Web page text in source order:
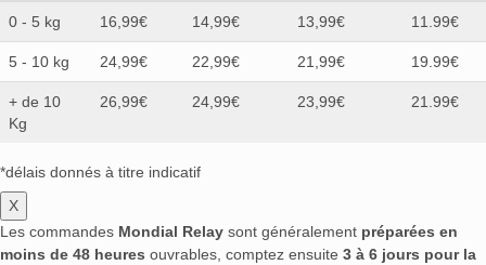
0 - 5 kg 16,99€ 14,99€ 13,99€ 11.99€
5 - 10 kg 24,99€ 22,99€ 21,99€ 19.99€
+ de 10
Kg
26,99€ 24,99€ 23,99€ 21.99€
*délais donnés à titre indicatif
X
Les commandes Mondial Relay sont généralement préparées en
moins de 48 heures ouvrables, comptez ensuite 3 à 6 jours pour la